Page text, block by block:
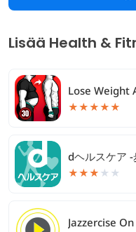
Lisää Health &
Lose Weight
★★★★★
★★★ ★ ★
Jazzercise